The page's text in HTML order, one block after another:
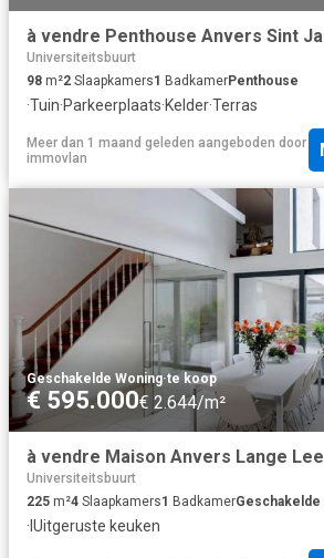
à vendre Penthouse Anvers Sint
Universiteitsbuurt
98 m²2 Slaapkamers1 BadkamerPenthouse
·Tuin·Parkeerplaats·Kelder·Terras
Meer dan 1 maand geleden aangeboden door
immovlan
Geschakelde Woning·te koop
€ 595.000€ 2.644/m²
à vendre Maison Anvers Lange
Universiteitsbuurt
225 m²4 Slaapkamers1 BadkamerGeschakelde
·IUitgeruste keuken